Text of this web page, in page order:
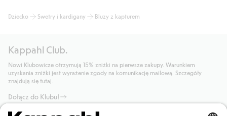
Dziecko Swetry i kardigany Bluzy z kapturem
Kappahl Club.
Nowi Klubowicze otrzymują 15% zniżki na pierwsze zakupy. Warunkiem
uzyskania zniżki jest wyrażenie zgody na komunikację mailową. Szczegóły
znajdują się tutaj.
Dołącz do Klubu!